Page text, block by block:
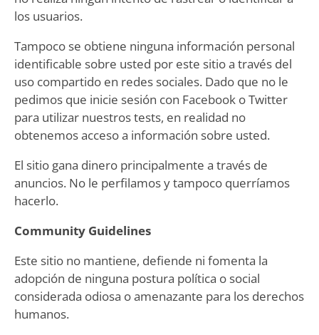
los usuarios.
Tampoco se obtiene ninguna información personal
identificable sobre usted por este sitio a través del
uso compartido en redes sociales. Dado que no le
pedimos que inicie sesión con Facebook o Twitter
para utilizar nuestros tests, en realidad no
obtenemos acceso a información sobre usted.
El sitio gana dinero principalmente a través de
anuncios. No le perfilamos y tampoco querríamos
hacerlo.
Community Guidelines
Este sitio no mantiene, defiende ni fomenta la
adopción de ninguna postura política o social
considerada odiosa o amenazante para los derechos
humanos.